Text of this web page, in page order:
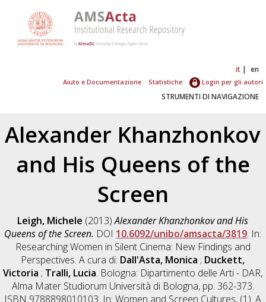
it en
Aiuto e Documentazione Statistiche Login per gli autori
STRUMENTI DI NAVIGAZIONE
Alexander Khanzhonkov
and His Queens of the
Screen
Leigh, Michele (2013)Alexander Khanzhonkov and His
Queens of the Screen. DOI 10.6092/unibo/amsacta/3819. In:
Researching Women in Silent Cinema: New Findings and
Perspectives. A cura di: Dall'Asta, Monica ; Duckett,
Victoria ; Tralli, Lucia. Bologna: Dipartimento delle Arti - DAR,
Alma Mater Studiorum Università di Bologna, pp. 362-373.
ISBN 9788898010103. In: Women and Screen Cultures, (1). A